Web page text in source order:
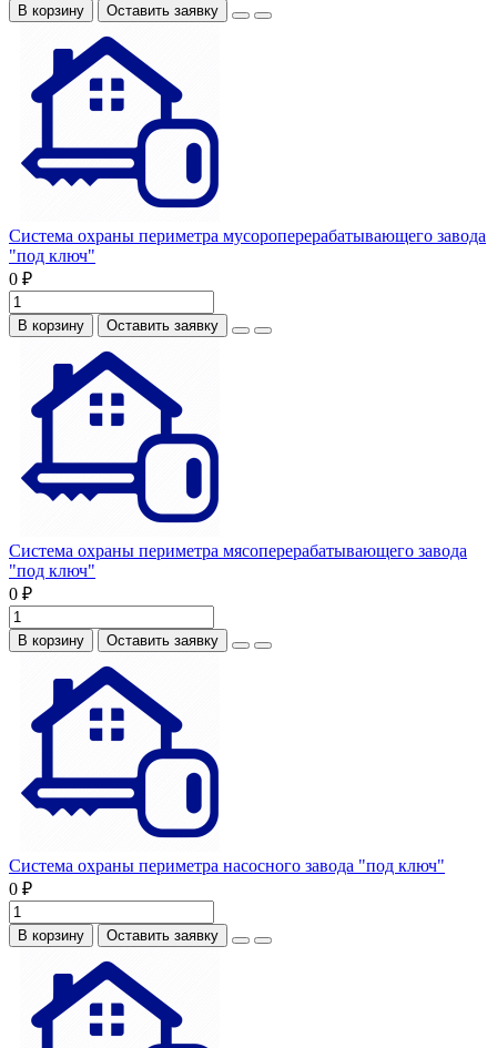
В корзину Оставить заявку
Система охраны периметра мусороперерабатывающего завода
"под ключ"
0 ₽
В корзину Оставить заявку
Система охраны периметра мясоперерабатывающего завода
"под ключ"
0 ₽
В корзину Оставить заявку
Система охраны периметра насосного завода "под ключ"
0 ₽
В корзину Оставить заявку